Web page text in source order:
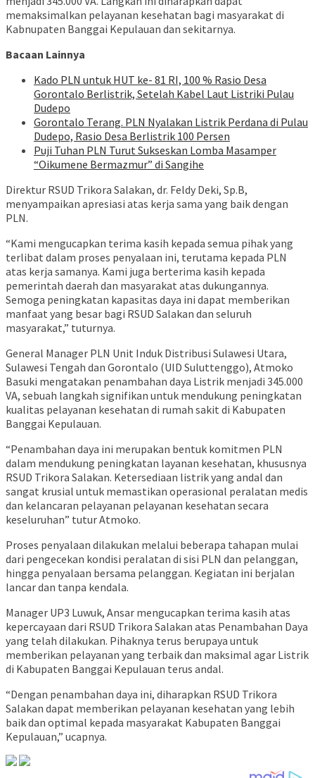
memaksimalkan pelayanan kesehatan bagi masyarakat di
Kabnupaten Banggai Kepulauan dan sekitarnya.
Bacaan Lainnya
Kado PLN untuk HUT ke- 81 RI, 100 % Rasio Desa
Gorontalo Berlistrik, Setelah Kabel Laut Listriki Pulau
Dudepo
Gorontalo Terang. PLN Nyalakan Listrik Perdana di Pulau
Dudepo, Rasio Desa Berlistrik 100 Persen
Puji Tuhan PLN Turut Sukseskan Lomba Masamper
“Oikumene Bermazmur” di Sangihe
Direktur RSUD Trikora Salakan, dr. Feldy Deki, Sp.B,
menyampaikan apresiasi atas kerja sama yang baik dengan
PLN.
“Kami mengucapkan terima kasih kepada semua pihak yang
terlibat dalam proses penyalaan ini, terutama kepada PLN
atas kerja samanya. Kami juga berterima kasih kepada
pemerintah daerah dan masyarakat atas dukungannya.
Semoga peningkatan kapasitas daya ini dapat memberikan
manfaat yang besar bagi RSUD Salakan dan seluruh
masyarakat,” tuturnya.
General Manager PLN Unit Induk Distribusi Sulawesi Utara,
Sulawesi Tengah dan Gorontalo (UID Suluttenggo), Atmoko
Basuki mengatakan penambahan daya Listrik menjadi 345.000
VA, sebuah langkah signifikan untuk mendukung peningkatan
kualitas pelayanan kesehatan di rumah sakit di Kabupaten
Banggai Kepulauan.
“Penambahan daya ini merupakan bentuk komitmen PLN
dalam mendukung peningkatan layanan kesehatan, khususnya
RSUD Trikora Salakan. Ketersediaan listrik yang andal dan
sangat krusial untuk memastikan operasional peralatan medis
dan kelancaran pelayanan pelayanan kesehatan secara
keseluruhan” tutur Atmoko.
Proses penyalaan dilakukan melalui beberapa tahapan mulai
dari pengecekan kondisi peralatan di sisi PLN dan pelanggan,
hingga penyalaan bersama pelanggan. Kegiatan ini berjalan
lancar dan tanpa kendala.
Manager UP3 Luwuk, Ansar mengucapkan terima kasih atas
kepercayaan dari RSUD Trikora Salakan atas Penambahan Daya
yang telah dilakukan. Pihaknya terus berupaya untuk
memberikan pelayanan yang terbaik dan maksimal agar Listrik
di Kabupaten Banggai Kepulauan terus andal.
“Dengan penambahan daya ini, diharapkan RSUD Trikora
Salakan dapat memberikan pelayanan kesehatan yang lebih
baik dan optimal kepada masyarakat Kabupaten Banggai
Kepulauan,” ucapnya.